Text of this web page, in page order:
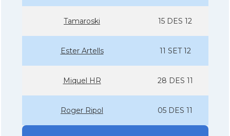
Tamaroski 15 DES 12
Ester Artells 11 SET 12
Miquel HR 28 DES 11
Roger Ripol 05 DES 11